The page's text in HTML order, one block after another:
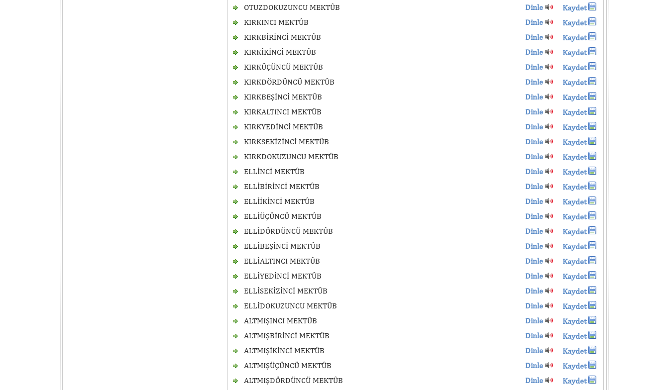
OTUZDOKUZUNCU MEKTÛB
Dinle
Kaydet
KIRKINCI MEKTÛB
Dinle
Kaydet
KIRKBİRİNCİ MEKTÛB
Dinle
Kaydet
KIRKİKİNCİ MEKTÛB
Dinle
Kaydet
KIRKÜÇÜNCÜ MEKTÛB
Dinle
Kaydet
KIRKDÖRDÜNCÜ MEKTÛB
Dinle
Kaydet
KIRKBEŞİNCİ MEKTÛB
Dinle
Kaydet
KIRKALTINCI MEKTÛB
Dinle
Kaydet
KIRKYEDİNCİ MEKTÛB
Dinle
Kaydet
KIRKSEKİZİNCİ MEKTÛB
Dinle
Kaydet
KIRKDOKUZUNCU MEKTÛB
Dinle
Kaydet
ELLİNCİ MEKTÛB
Dinle
Kaydet
ELLİBİRİNCİ MEKTÛB
Dinle
Kaydet
ELLİİKİNCİ MEKTÛB
Dinle
Kaydet
ELLİÜÇÜNCÜ MEKTÛB
Dinle
Kaydet
ELLİDÖRDÜNCÜ MEKTÛB
Dinle
Kaydet
ELLİBEŞİNCİ MEKTÛB
Dinle
Kaydet
ELLİALTINCI MEKTÛB
Dinle
Kaydet
ELLİYEDİNCİ MEKTÛB
Dinle
Kaydet
ELLİSEKİZİNCİ MEKTÛB
Dinle
Kaydet
ELLİDOKUZUNCU MEKTÛB
Dinle
Kaydet
ALTMIŞINCI MEKTÛB
Dinle
Kaydet
ALTMIŞBİRİNCİ MEKTÛB
Dinle
Kaydet
ALTMIŞİKİNCİ MEKTÛB
Dinle
Kaydet
ALTMIŞÜÇÜNCÜ MEKTÛB
Dinle
Kaydet
ALTMIŞDÖRDÜNCÜ MEKTÛB
Dinle
Kaydet